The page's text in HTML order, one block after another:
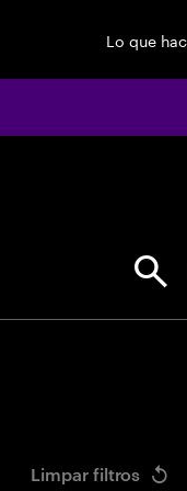
Lo que
Limpar filtros